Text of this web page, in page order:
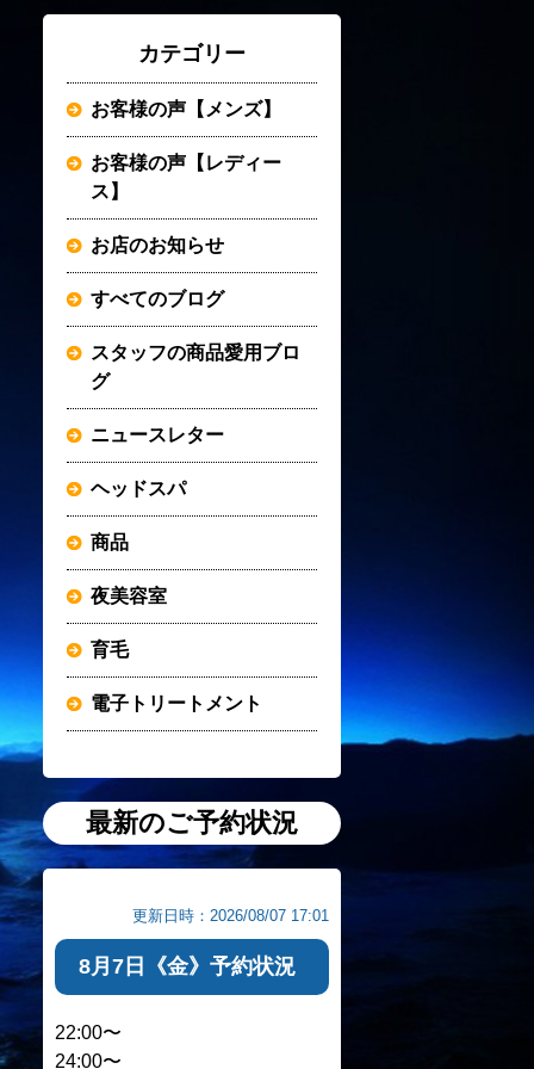
カテゴリー
お客様の声【メンズ】
お客様の声【レディー
ス】
お店のお知らせ
すべてのブログ
スタッフの商品愛用ブロ
グ
ニュースレター
ヘッドスパ
商品
夜美容室
育毛
電子トリートメント
最新のご予約状況
更新日時：2026/08/07 17:01
8月7日《金》予約状況
22:00〜
24:00〜